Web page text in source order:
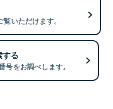
いただけます。
る
をお調べします。